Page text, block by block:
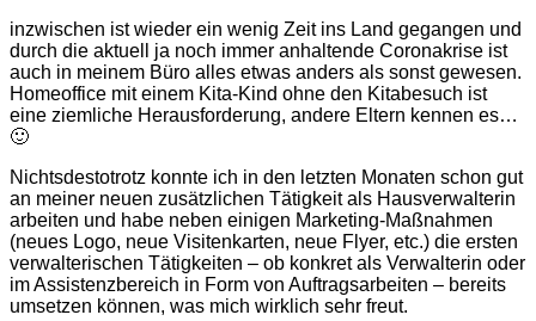
inzwischen ist wieder ein wenig Zeit ins Land gegangen und
durch die aktuell ja noch immer anhaltende Coronakrise ist
auch in meinem Büro alles etwas anders als sonst gewesen.
Homeoffice mit einem Kita-Kind ohne den Kitabesuch ist
eine ziemliche Herausforderung, andere Eltern kennen es…
🙂
Nichtsdestotrotz konnte ich in den letzten Monaten schon gut
an meiner neuen zusätzlichen Tätigkeit als Hausverwalterin
arbeiten und habe neben einigen Marketing-Maßnahmen
(neues Logo, neue Visitenkarten, neue Flyer, etc.) die ersten
verwalterischen Tätigkeiten – ob konkret als Verwalterin oder
im Assistenzbereich in Form von Auftragsarbeiten – bereits
umsetzen können, was mich wirklich sehr freut.